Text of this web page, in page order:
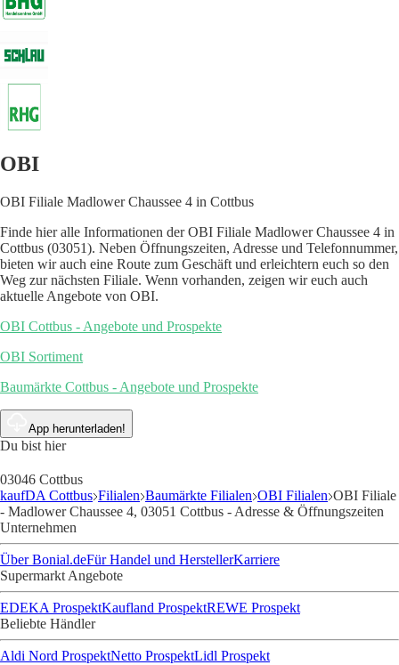
OBI
OBI Filiale Madlower Chaussee 4 in Cottbus
Finde hier alle Informationen der OBI Filiale Madlower Chaussee 4 in
Cottbus (03051). Neben Öffnungszeiten, Adresse und Telefonnummer,
bieten wir auch eine Route zum Geschäft und erleichtern euch so den
Weg zur nächsten Filiale. Wenn vorhanden, zeigen wir euch auch
aktuelle Angebote von OBI.
OBI Cottbus - Angebote und Prospekte
OBI Sortiment
Baumärkte Cottbus - Angebote und Prospekte
App herunterladen!
Du bist hier
03046 Cottbus
kaufDA Cottbus Filialen Baumärkte Filialen OBI Filialen OBI Filiale
- Madlower Chaussee 4, 03051 Cottbus - Adresse & Öffnungszeiten
Unternehmen
Über Bonial.deFür Handel und HerstellerKarriere
Supermarkt Angebote
EDEKA ProspektKaufland ProspektREWE Prospekt
Beliebte Händler
Aldi Nord ProspektNetto ProspektLidl Prospekt